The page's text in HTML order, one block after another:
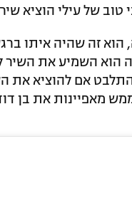
של עילי הוציא
זה שהיה איתו
הוא השמיע את
אם להוציא את
מאפיינות את בן